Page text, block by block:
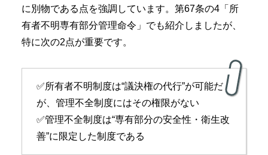
に別物である点を強調しています。第67条の4「所
有者不明専有部分管理命令」でも紹介しましたが、
特に次の2点が重要です。
✅所有者不明制度は“議決権の代行”が可能だ
が、管理不全制度にはその権限がない
✅管理不全制度は“専有部分の安全性・衛生改
善”に限定した制度である